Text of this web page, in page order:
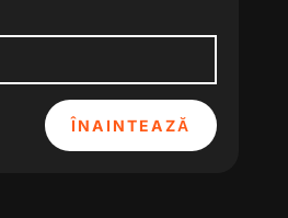
ÎNAINTEAZĂ